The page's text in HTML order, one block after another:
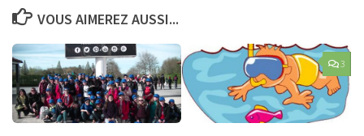
VOUS AIMEREZ AUSSI...
3